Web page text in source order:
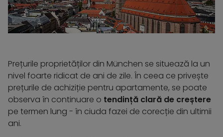
Prețurile proprietăților din München se situează la un
nivel foarte ridicat de ani de zile. În ceea ce privește
prețurile de achiziție pentru apartamente, se poate
observa în continuare o tendință clară de creștere
pe termen lung - în ciuda fazei de corecție din ultimii
ani.